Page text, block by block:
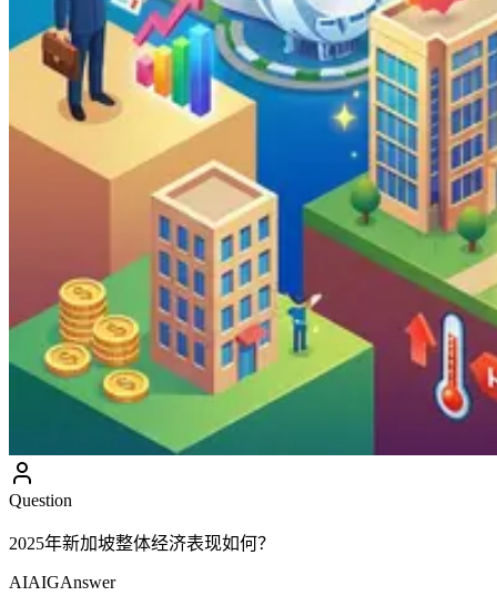
Question
2025年新加坡整体经济表现如何？
AIAIGAnswer